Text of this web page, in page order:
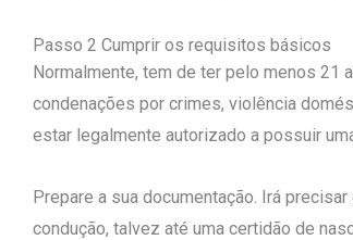
Passo 2 Cumprir os requisitos básicos
Normalmente, tem de ter pelo menos 21
condenações por crimes, violência
estar legalmente autorizado a possuir
Prepare a sua documentação. Irá
condução, talvez até uma certidão de